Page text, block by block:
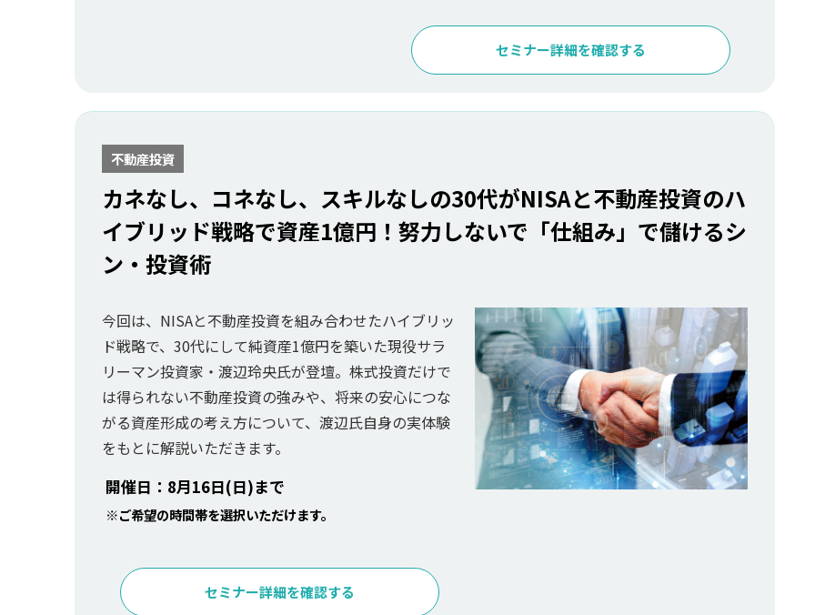
セミナー詳細を確認する
不動産投資
カネなし、コネなし、スキルなしの30代がNISAと不動産投資のハ
イブリッド戦略で資産1億円！努力しないで「仕組み」で儲けるシ
ン・投資術
今回は、NISAと不動産投資を組み合わせたハイブリッ
ド戦略で、30代にして純資産1億円を築いた現役サラ
リーマン投資家・渡辺玲央氏が登壇。株式投資だけで
は得られない不動産投資の強みや、将来の安心につな
がる資産形成の考え方について、渡辺氏自身の実体験
をもとに解説いただきます。
開催日：8月16日(日)まで
※ご希望の時間帯を選択いただけます。
セミナー詳細を確認する